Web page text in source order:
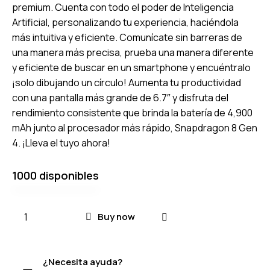
premium. Cuenta con todo el poder de Inteligencia
Artificial, personalizando tu experiencia, haciéndola
más intuitiva y eficiente. Comunícate sin barreras de
una manera más precisa, prueba una manera diferente
y eficiente de buscar en un smartphone y encuéntralo
¡solo dibujando un círculo! Aumenta tu productividad
con una pantalla más grande de 6.7″ y disfruta del
rendimiento consistente que brinda la batería de 4,900
mAh junto al procesador más rápido, Snapdragon 8 Gen
4. ¡Lleva el tuyo ahora!
1000 disponibles
Buy now
¿Necesita ayuda?